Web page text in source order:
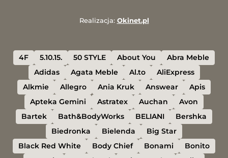
Realizacja: Okinet.pl
4F 5.10.15. 50 STYLE About You
Abra Meble
Adidas
Agata Meble Al.to
AliExpress
Alkmie
Allegro Ania Kruk Answear
Apis
Apteka Gemini
Astratex Auchan
Avon
Bartek
Bath&BodyWorks BELIANI
Bershka
Biedronka
Bielenda
Big Star
Black Red White
Body Chief Bonami
Bonito